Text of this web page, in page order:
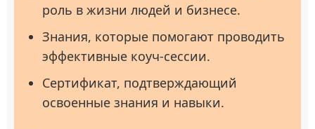
роль в жизни людей и бизнесе.
Знания, которые помогают проводить
эффективные коуч-сессии.
Сертификат, подтверждающий
освоенные знания и навыки.